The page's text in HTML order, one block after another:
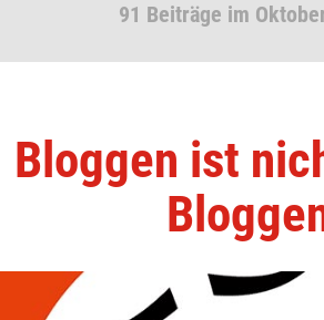
91 Beiträge im
Bloggen ist